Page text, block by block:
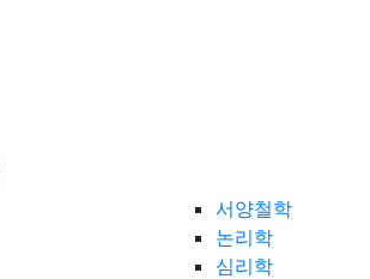
서양철학
논리학
심리학